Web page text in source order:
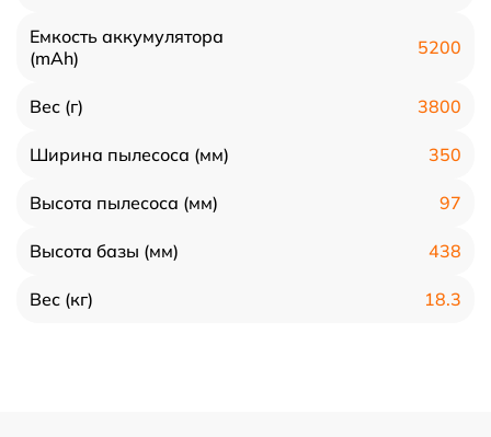
Емкость аккумулятора
(mAh)
5200
Вес (г) 3800
Ширина пылесоса (мм) 350
Высота пылесоса (мм) 97
Высота базы (мм) 438
Вес (кг) 18.3